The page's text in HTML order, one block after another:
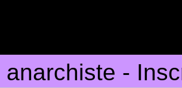
anarchiste -